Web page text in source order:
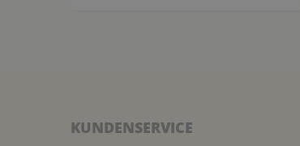
KUNDENSERVICE